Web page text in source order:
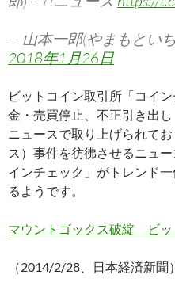
— 山本一郎(やまもといち
2018年1月26日
ビットコイン取引所「コイ
金・売買停止、不正引き出
ニュースで取り上げられて
ス）事件を彷彿させるニュ
インチェック」がトレンド
るようです。
マウントゴックス破綻 ビッ
（2014/2/28、日本経済新聞）